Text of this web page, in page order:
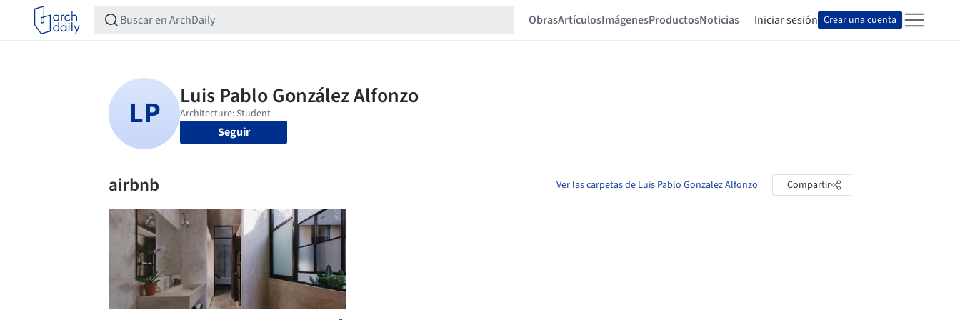
ObrasArtículosImágenesProductosNoticias Iniciar sesión Crear una cuenta
Seguir
airbnb Ver las carpetas de Luis Pablo Gonzalez Alfonzo Compartir